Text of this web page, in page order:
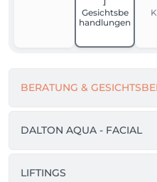
Gesichtsbe
handlungen
BERATUNG &
DALTON AQUA - FACIAL
LIFTINGS